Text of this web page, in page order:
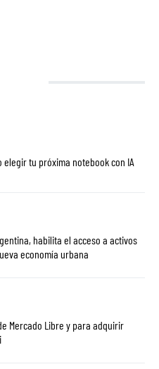
elegir tu próxima notebook con IA
a activos
economía urbana
Mercado Libre y para adquirir